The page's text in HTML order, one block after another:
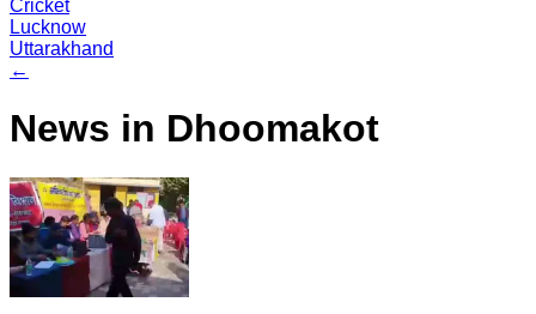
Cricket
Lucknow
Uttarakhand
←
News in Dhoomakot